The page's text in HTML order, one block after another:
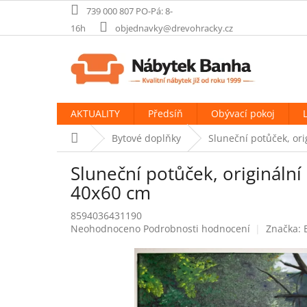
obsah
739 000 807 PO-Pá: 8-
16h
objednavky@drevohracky.cz
AKTUALITY Předsíň Obývací pokoj
Domů Bytové doplňky Sluneční potůček,
Sluneční potůček,
40x60 cm
8594036431190
Průměrné
Neohodnoceno Podrobnosti hodnocení Značka: